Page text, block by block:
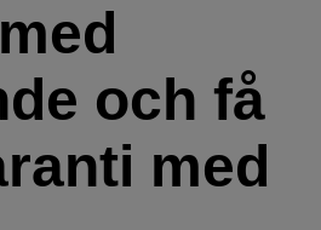
och få
med